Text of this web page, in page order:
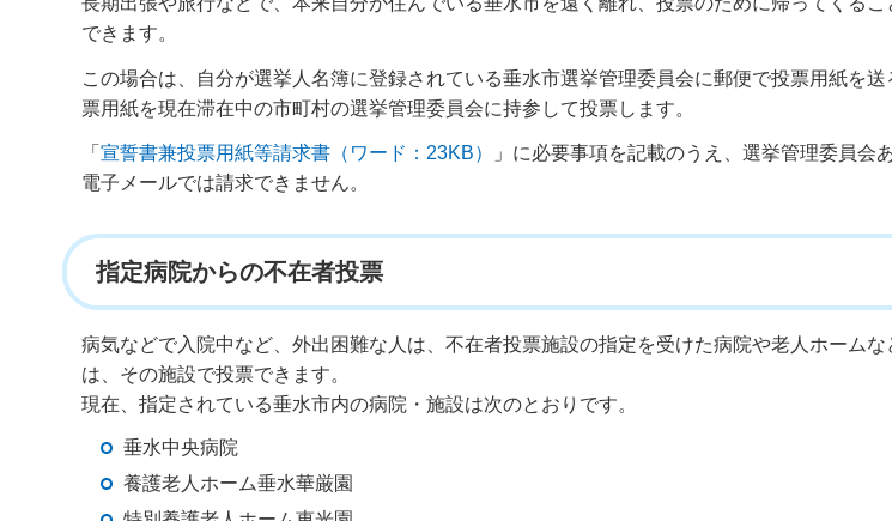
できます。
この場合は、自分が選挙人名簿に登録されている垂水市選挙管理委員会に郵便で投票用紙を
票用紙を現在滞在中の市町村の選挙管理委員会に持参して投票します。
「 宣誓書兼投票用紙等請求書 （ワード：23KB）
」に必要事項を記載のうえ、選挙管理委員会
電子メールでは請求できません。
指定病院からの不在者投票
病気などで入院中など、外出困難な人は、不在者投票施設の指定を受けた病院や老人ホーム
は、その施設で投票できます。
現在、指定されている垂水市内の病院・施設は次のとおりです。
垂水中央病院
養護老人ホーム垂水華厳園